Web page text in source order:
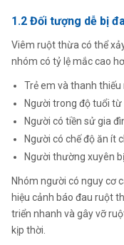
1.2 Đối tượng dễ bị
Viêm ruột thừa có thể
nhóm có tỷ lệ mắc cao
Trẻ em và thanh thiếu
Người trong độ tuổi từ
Người có tiền sử gia
Người có chế độ ăn ít
Người thường xuyên
Nhóm người có nguy cơ
hiệu cảnh báo đau ruột
triển nhanh và gây vỡ
kịp thời.